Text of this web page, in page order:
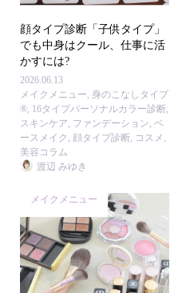
顔タイプ診断「子供タイプ」
でも中身はクール、仕事に活
かすには?
2026.06.13
メイクメニュー 身のこなしタイプ
®, 16タイプパーソナルカラー診断,
スキンケア ファンデーション ベ
ースメイク
顔タイプ診断, コスメ
美容コラム
渡辺 みゆき
メイクメニュー